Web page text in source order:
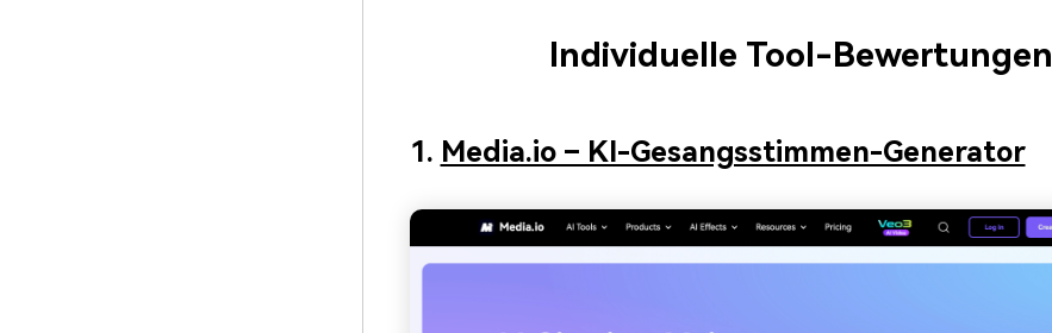
Individuelle Tool-Bewertungen
1. Media.io – KI-Gesangsstimmen-Generator